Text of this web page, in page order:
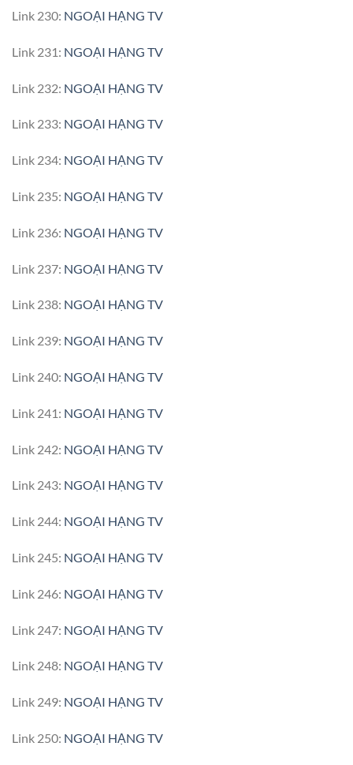
Link 230: NGOẠI HẠNG TV
Link 231: NGOẠI HẠNG TV
Link 232: NGOẠI HẠNG TV
Link 233: NGOẠI HẠNG TV
Link 234: NGOẠI HẠNG TV
Link 235: NGOẠI HẠNG TV
Link 236: NGOẠI HẠNG TV
Link 237: NGOẠI HẠNG TV
Link 238: NGOẠI HẠNG TV
Link 239: NGOẠI HẠNG TV
Link 240: NGOẠI HẠNG TV
Link 241: NGOẠI HẠNG TV
Link 242: NGOẠI HẠNG TV
Link 243: NGOẠI HẠNG TV
Link 244: NGOẠI HẠNG TV
Link 245: NGOẠI HẠNG TV
Link 246: NGOẠI HẠNG TV
Link 247: NGOẠI HẠNG TV
Link 248: NGOẠI HẠNG TV
Link 249: NGOẠI HẠNG TV
Link 250: NGOẠI HẠNG TV